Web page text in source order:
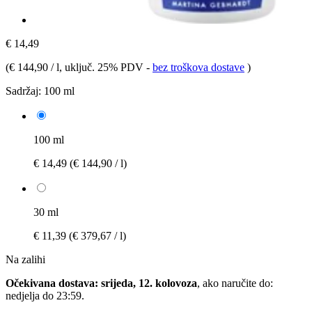
€ 14,49
(€ 144,90 / l, uključ. 25% PDV - bez troškova dostave )
Sadržaj: 100 ml
100 ml
€ 14,49 (€ 144,90 / l)
30 ml
€ 11,39 (€ 379,67 / l)
Na zalihi
Očekivana dostava: srijeda, 12. kolovoza, ako naručite do:
nedjelja do 23:59.